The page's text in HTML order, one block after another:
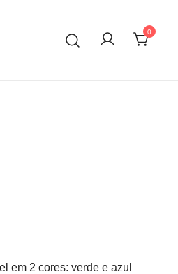
0
em 2 cores: verde e azul